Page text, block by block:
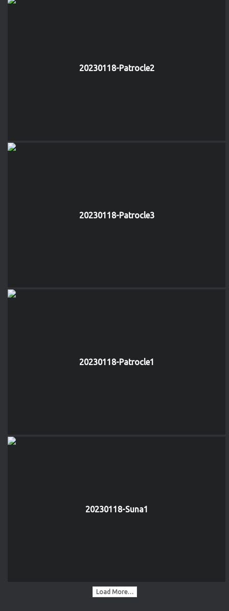
20230118-Patrocle2
20230118-Patrocle3
20230118-Patrocle1
20230118-Suna1
Load More…